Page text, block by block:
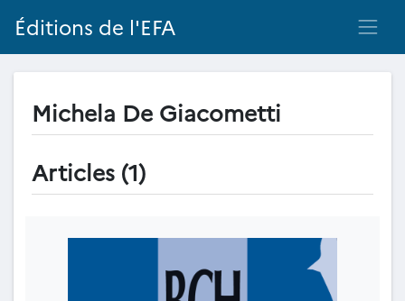
Éditions de l'EFA
Michela De Giacometti
Articles (1)